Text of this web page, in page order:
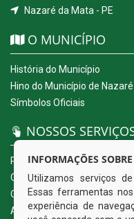
Nazaré da Mata - PE
O MUNICÍPIO
História do Município
Hino do Município de
Símbolos Oficiais
NOSSOS
Portal da Transparência
Carta de Serviços ao Usuário
Ouvidoria Eletrônica
Acesso a Informação (eSIC)
INFORMAÇÕES
Utilizamos serviços
Essas ferramentas
experiência de